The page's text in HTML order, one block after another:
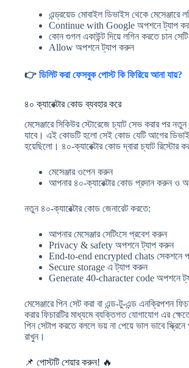
এন্ড্রয়েড মোবাইল ডিভাইস থেকে মেসেঞ্জারে
Continue with Google অপশনে ট্যাপ
কোন গুগল একাউন্ট দিয়ে লগিন করতে চান
Allow অপশনে ট্যাপ করুন
👉 ডিলিট করা ফেসবুক পোস্ট কি ফিরিয়ে আনা যায়?
৪০ ক্যারেক্টার কোড ব্যবহার করে
মেসেঞ্জারে সিকিউর স্টোরেজে চ্যাট সেভ করার পর
যাবে। এই কোডটি হলো সেই কোড যেটি আগের
হয়েছিলো। ৪০-ক্যারেক্টার কোড দ্বারা চ্যাট রিস্টোর
মেসেঞ্জার ওপেন করুন
আপনার ৪০-ক্যারেক্টার কোড প্রদান করুন ও
নতুন ৪০-ক্যারেক্টার কোড জেনারেট করতে:
আপনার মেসেঞ্জার সেটিংসে প্রবেশ করুন
Privacy & safety অপশনে ট্যাপ করুন
End-to-end encrypted chats সেকশনে
Secure storage এ ট্যাপ করুন
Generate 40-character code অপশনে
মেসেঞ্জারে পিন সেট করা বা এন্ড-টু-এন্ড এনক্রিপশন
করার ফিচারটির মাধ্যমে ব্যক্তিগত যোগাযোগ এর
পিন সেটাপ করতে বললে ভয় না পেয়ে ভাল ভাবে
রাখুন।
📌 পোস্টটি শেয়ার করুন! 🔥